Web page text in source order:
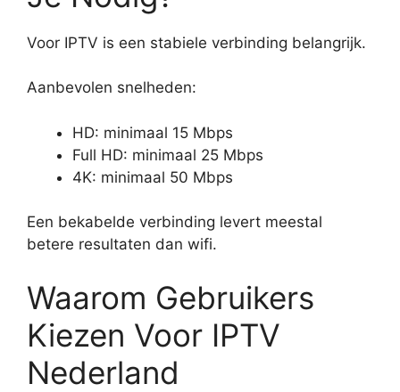
Voor IPTV is een stabiele verbinding belangrijk.
Aanbevolen snelheden:
HD: minimaal 15 Mbps
Full HD: minimaal 25 Mbps
4K: minimaal 50 Mbps
Een bekabelde verbinding levert meestal
betere resultaten dan wifi.
Waarom Gebruikers
Kiezen Voor IPTV
Nederland